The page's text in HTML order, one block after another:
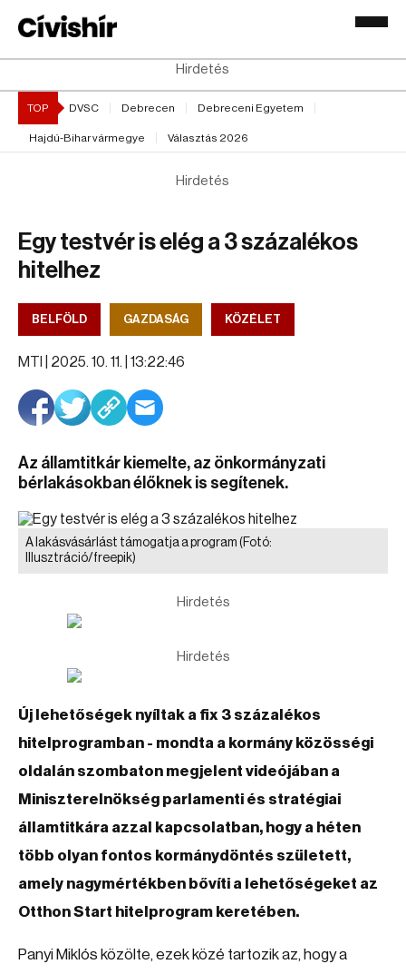
Hirdetés
TOP DVSC Debrecen Debreceni Egyetem
Hajdú-Bihar vármegye Választás 2026
Hirdetés
Egy testvér is elég a 3 százalékos
hitelhez
BELFÖLD GAZDASÁG KÖZÉLET
MTI | 2025. 10. 11. | 13:22:46
Az államtitkár kiemelte, az önkormányzati
bérlakásokban élőknek is segítenek.
A lakásvásárlást támogatja a program (Fotó:
Illusztráció/freepik)
Hirdetés
Hirdetés
Új lehetőségek nyíltak a fix 3 százalékos
hitelprogramban - mondta a kormány közösségi
oldalán szombaton megjelent videójában a
Miniszterelnökség parlamenti és stratégiai
államtitkára azzal kapcsolatban, hogy a héten
több olyan fontos kormánydöntés született,
amely nagymértékben bővíti a lehetőségeket az
Otthon Start hitelprogram keretében.
Panyi Miklós közölte, ezek közé tartozik az, hogy a